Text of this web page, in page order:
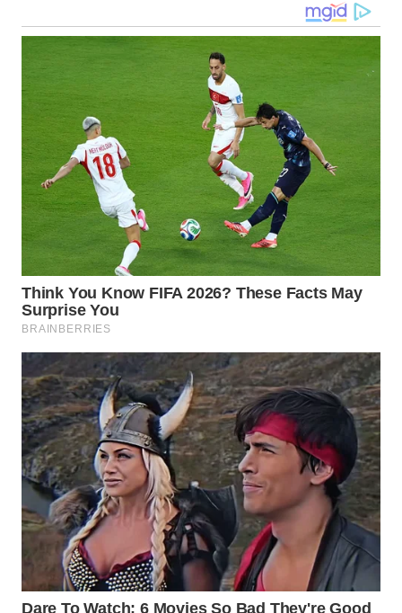
WN
KALBAR
WN
KALTENG
WN
KALTARA
WN
KALSEL
WN
KALTIM
WN
SULSEL
WN
GORONTALO
WN
SULUT